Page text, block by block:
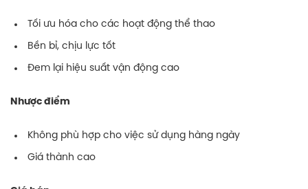
Tối ưu hóa cho các hoạt động thể thao
Bền bỉ, chịu lực tốt
Đem lại hiệu suất vận động cao
Nhược điểm
Không phù hợp cho việc sử dụng hàng ngày
Giá thành cao